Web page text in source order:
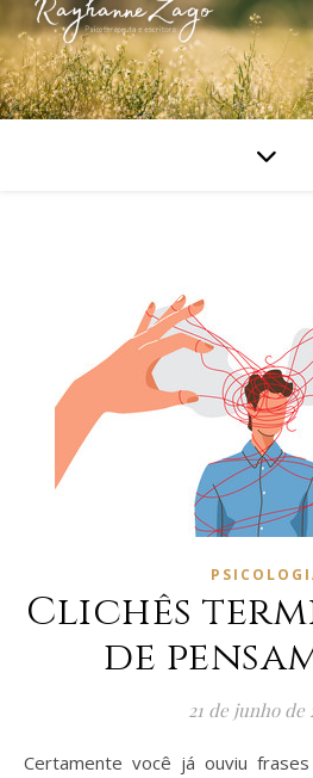
Clichês
de
21 de junho de
Certamente você já ouviu frases como "quem obedece